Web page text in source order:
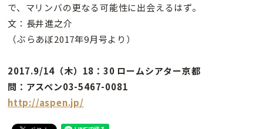
で、マリンバの更なる可能性に出会えるはず。
文：長井進之介
（ぶらあぼ2017年9月号より）
2017.9/14（木）18：30 ロームシアター京都
問：アスペン03-5467-0081
http://aspen.jp/